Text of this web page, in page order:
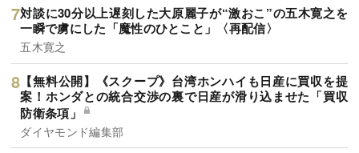
対談に30分以上遅刻した大原麗子が“激おこ”の五木寛之を
一瞬で虜にした「魔性のひとこと」〈再配信〉
五木寛之
【無料公開】《スクープ》台湾ホンハイも日産に買収を提
案！ホンダとの統合交渉の裏で日産が滑り込ませた「買収
防衛条項」
ダイヤモンド編集部